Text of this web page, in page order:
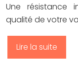
Une résistance
qualité de votre
Lire la suite